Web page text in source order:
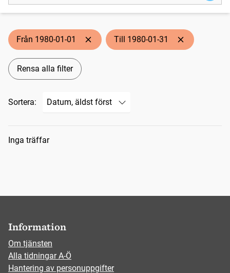
Från 1980-01-01 Till 1980-01-31
Rensa alla filter
Sortera:
Sökresultat
Inga träffar
Information
Om tjänsten
Alla tidningar A-Ö
Hantering av personuppgifter